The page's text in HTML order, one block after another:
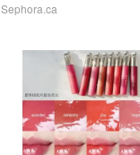
Sephora.ca